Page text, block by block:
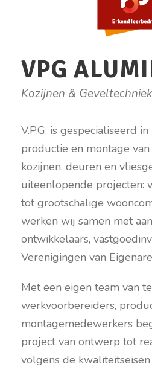
VPG
Kozijnen & Geveltechniek
V.P.G. is gespecialiseerd
productie en montage
kozijnen, deuren en
uiteenlopende projecten:
tot grootschalige
werken wij samen met
ontwikkelaars,
Verenigingen van
Met een eigen team van
werkvoorbereiders,
montagemedewerkers
project van ontwerp tot
volgens de kwaliteitseisen